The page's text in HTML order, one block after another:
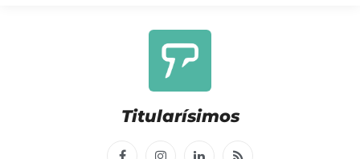
Titularísimos